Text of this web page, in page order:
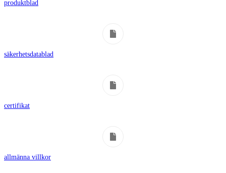
produktblad
säkerhetsdatablad
certifikat
allmänna villkor